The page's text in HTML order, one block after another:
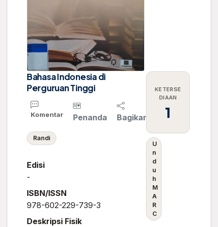
Bahasa Indonesia di
Perguruan Tinggi
Komentar Penanda Bagikan
Randi
Edisi
-
ISBN/ISSN
978-602-229-739-3
Deskripsi Fisik
KETERSE
DIAAN
1
U
n
d
u
h
M
A
R
C